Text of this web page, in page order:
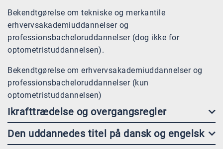
Bekendtgørelse om tekniske og merkantile
erhvervsakademiuddannelser og
professionsbacheloruddannelser (dog ikke for
optometristuddannelsen).
Bekendtgørelse om erhvervsakademiuddannelser og
professionsbacheloruddannelser (kun
optometristuddannelsen)
Ikrafttrædelse og overgangsregler
Den uddannedes titel på dansk og engelsk